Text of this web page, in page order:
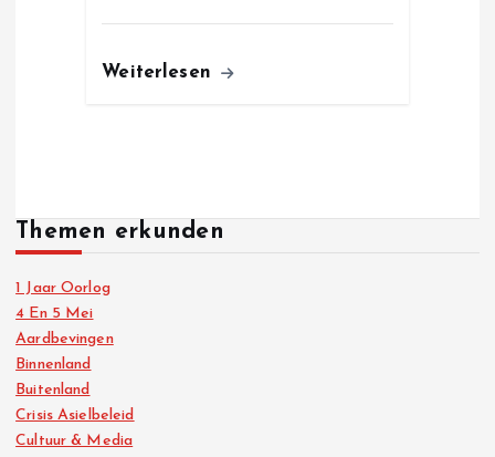
Weiterlesen
Themen erkunden
1 Jaar Oorlog
4 En 5 Mei
Aardbevingen
Binnenland
Buitenland
Crisis Asielbeleid
Cultuur & Media